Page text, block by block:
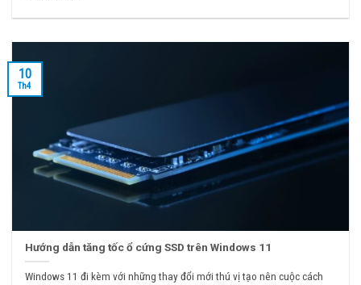
Hướng dẫn tăng tốc ổ cứng SSD trên Windows 11
Windows 11 đi kèm với những thay đổi mới thú vị tạo nên cuộc cách
10
Th4